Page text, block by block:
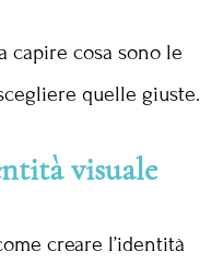
capire cosa sono le
quelle giuste.
visuale
creare l’identità